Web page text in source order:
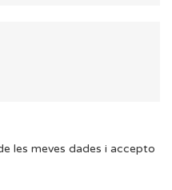
les meves dades i accepto